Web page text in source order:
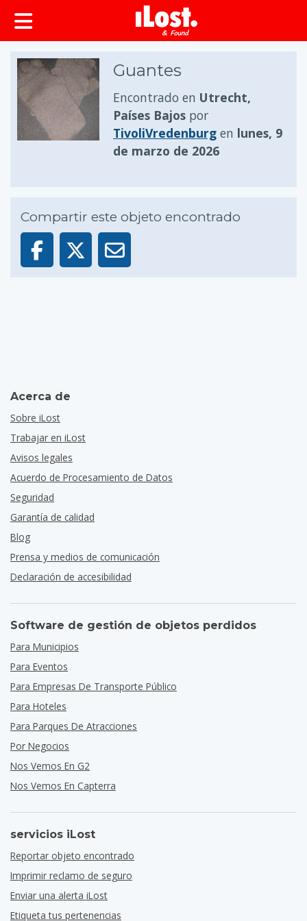
Guantes
Encontrado en Utrecht,
Países Bajos por
TivoliVredenburg en lunes, 9
de marzo de 2026
Compartir este objeto encontrado
Acerca de
Sobre iLost
Trabajar en iLost
Avisos legales
Acuerdo de Procesamiento de Datos
Seguridad
Garantía de calidad
Blog
Prensa y medios de comunicación
Declaración de accesibilidad
Software de gestión de objetos perdidos
Para Municipios
Para Eventos
Para Empresas De Transporte Público
Para Hoteles
Para Parques De Atracciones
Por Negocios
Nos Vemos En G2
Nos Vemos En Capterra
servicios iLost
Reportar objeto encontrado
Imprimir reclamo de seguro
Enviar una alerta iLost
Etiqueta tus pertenencias